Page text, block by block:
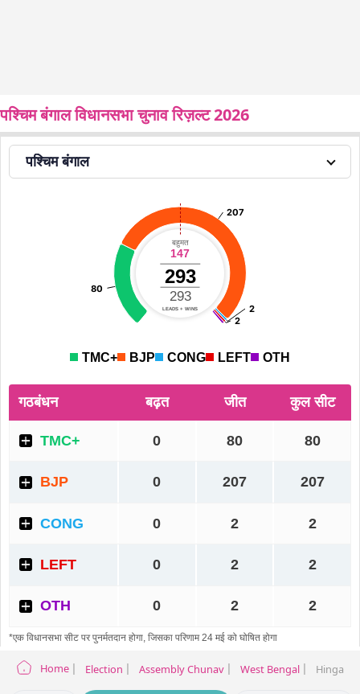
पश्चिम बंगाल विधानसभा चुनाव रिज़ल्ट 2026
Home Election Assembly Chunav West Bengal